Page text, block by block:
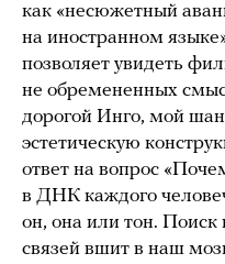
как «несюжетный
на иностранном
позволяет увидеть
не обремененных
дорогой Инго, мой
эстетическую
ответ на вопрос
в ДНК каждого
он, она или тон.
связей вшит в наш